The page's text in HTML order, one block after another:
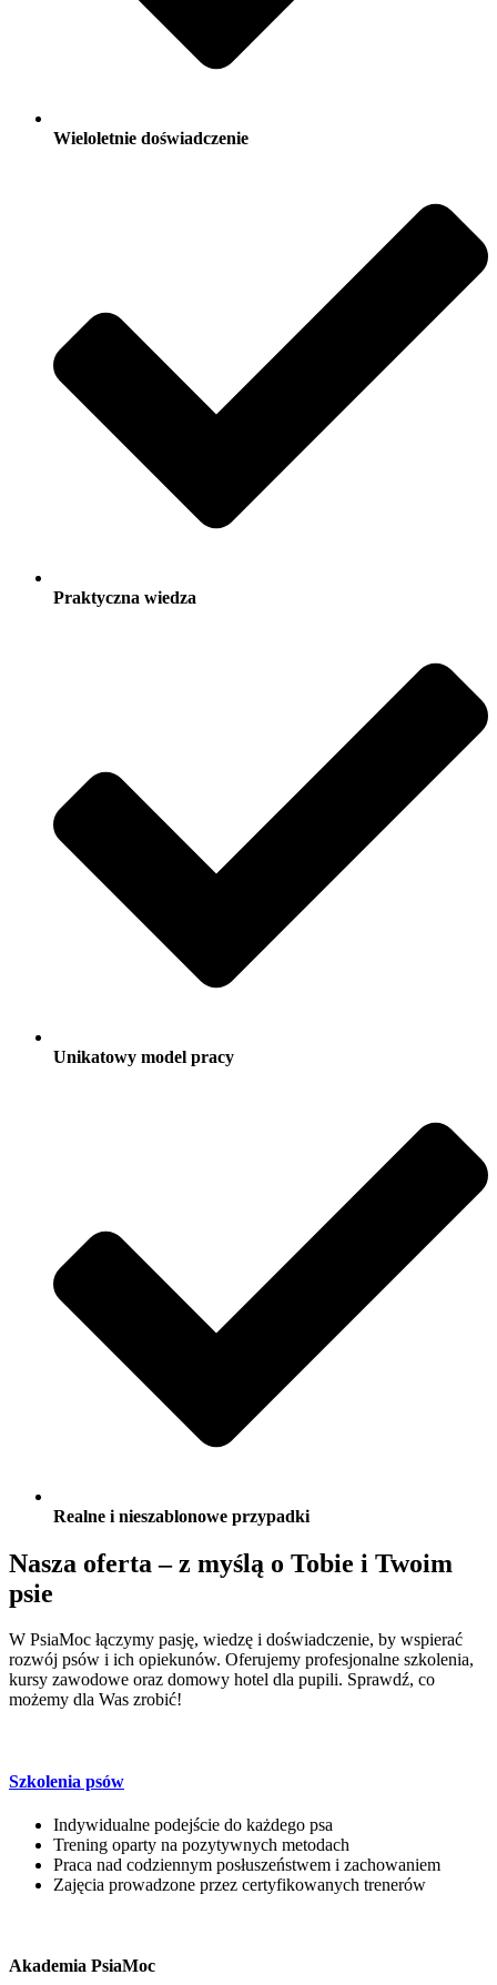
Wieloletnie doświadczenie
Praktyczna wiedza
Unikatowy model pracy
Realne i nieszablonowe przypadki
Nasza oferta – z myślą o Tobie i Twoim
psie
W PsiaMoc łączymy pasję, wiedzę i doświadczenie, by wspierać
rozwój psów i ich opiekunów. Oferujemy profesjonalne szkolenia,
kursy zawodowe oraz domowy hotel dla pupili. Sprawdź, co
możemy dla Was zrobić!
Szkolenia psów
Indywidualne podejście do każdego psa
Trening oparty na pozytywnych metodach
Praca nad codziennym posłuszeństwem i zachowaniem
Zajęcia prowadzone przez certyfikowanych trenerów
Akademia PsiaMoc